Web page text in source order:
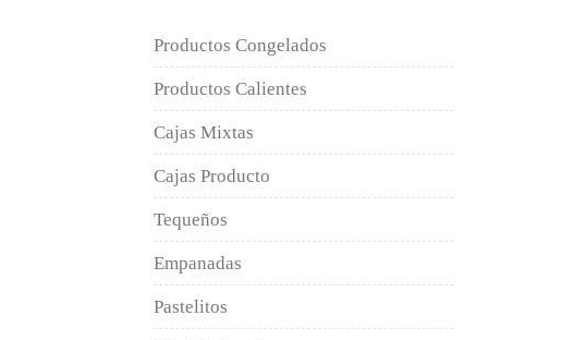
Productos Congelados
Productos Calientes
Cajas Mixtas
Cajas Producto
Tequeños
Empanadas
Pastelitos